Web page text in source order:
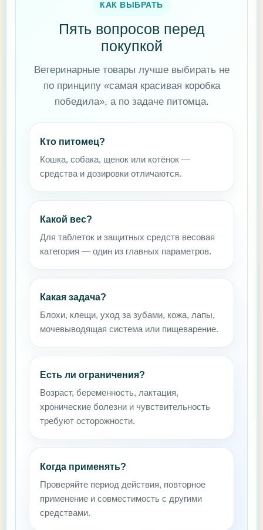
КАК ВЫБРАТЬ
Пять вопросов перед
покупкой
Ветеринарные товары лучше выбирать не
по принципу «самая красивая коробка
победила», а по задаче питомца.
Кто питомец?
Кошка, собака, щенок или котёнок —
средства и дозировки отличаются.
Какой вес?
Для таблеток и защитных средств весовая
категория — один из главных параметров.
Какая задача?
Блохи, клещи, уход за зубами, кожа, лапы,
мочевыводящая система или пищеварение.
Есть ли ограничения?
Возраст, беременность, лактация,
хронические болезни и чувствительность
требуют осторожности.
Когда применять?
Проверяйте период действия, повторное
применение и совместимость с другими
средствами.